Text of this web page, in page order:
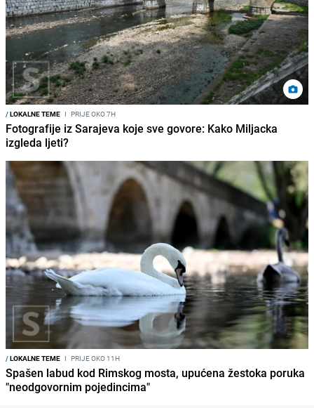
/LOKALNE TEME I PRIJE OKO 7H
Fotografije iz Sarajeva koje sve govore: Kako Miljacka
izgleda ljeti?
/LOKALNE TEME I PRIJE OKO 11H
Spašen labud kod Rimskog mosta, upućena žestoka poruka
"neodgovornim pojedincima"